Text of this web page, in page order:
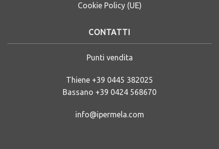
Cookie Policy (UE)
CONTATTI
Punti vendita
Thiene +39 0445 382025
Bassano +39 0424 568670
info@ipermela.com